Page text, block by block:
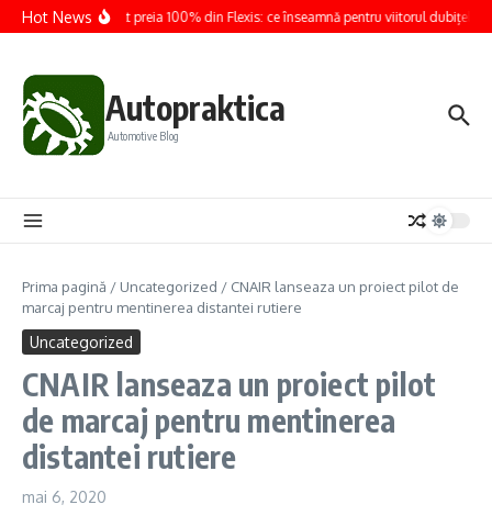
Sari la conținut
Hot NewsRenault preia 100% din Flexis: ce înseamnă pentru viitorul dubițelor
Autopraktica
Automotive Blog
Prima pagină / Uncategorized / CNAIR lanseaza un proiect pilot de
marcaj pentru mentinerea distantei rutiere
Uncategorized
CNAIR lanseaza un proiect pilot
de marcaj pentru mentinerea
distantei rutiere
mai 6, 2020